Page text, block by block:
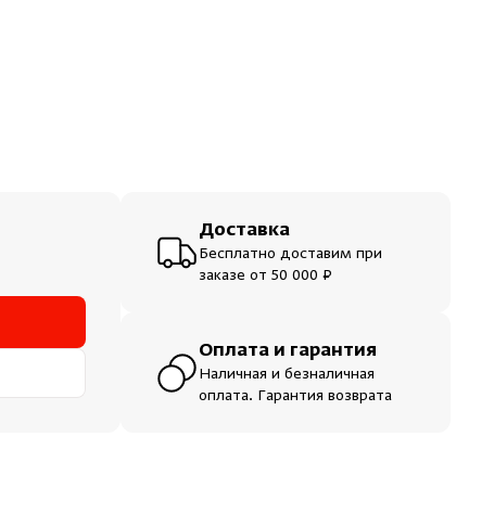
Доставка
Бесплатно доставим при
заказе от 50 000 ₽
Оплата и гарантия
Наличная и безналичная
оплата. Гарантия возврата